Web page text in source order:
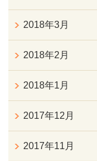
2018年3月
2018年2月
2018年1月
2017年12月
2017年11月